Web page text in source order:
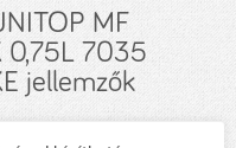
MF
0,75L 7035
jellemzők